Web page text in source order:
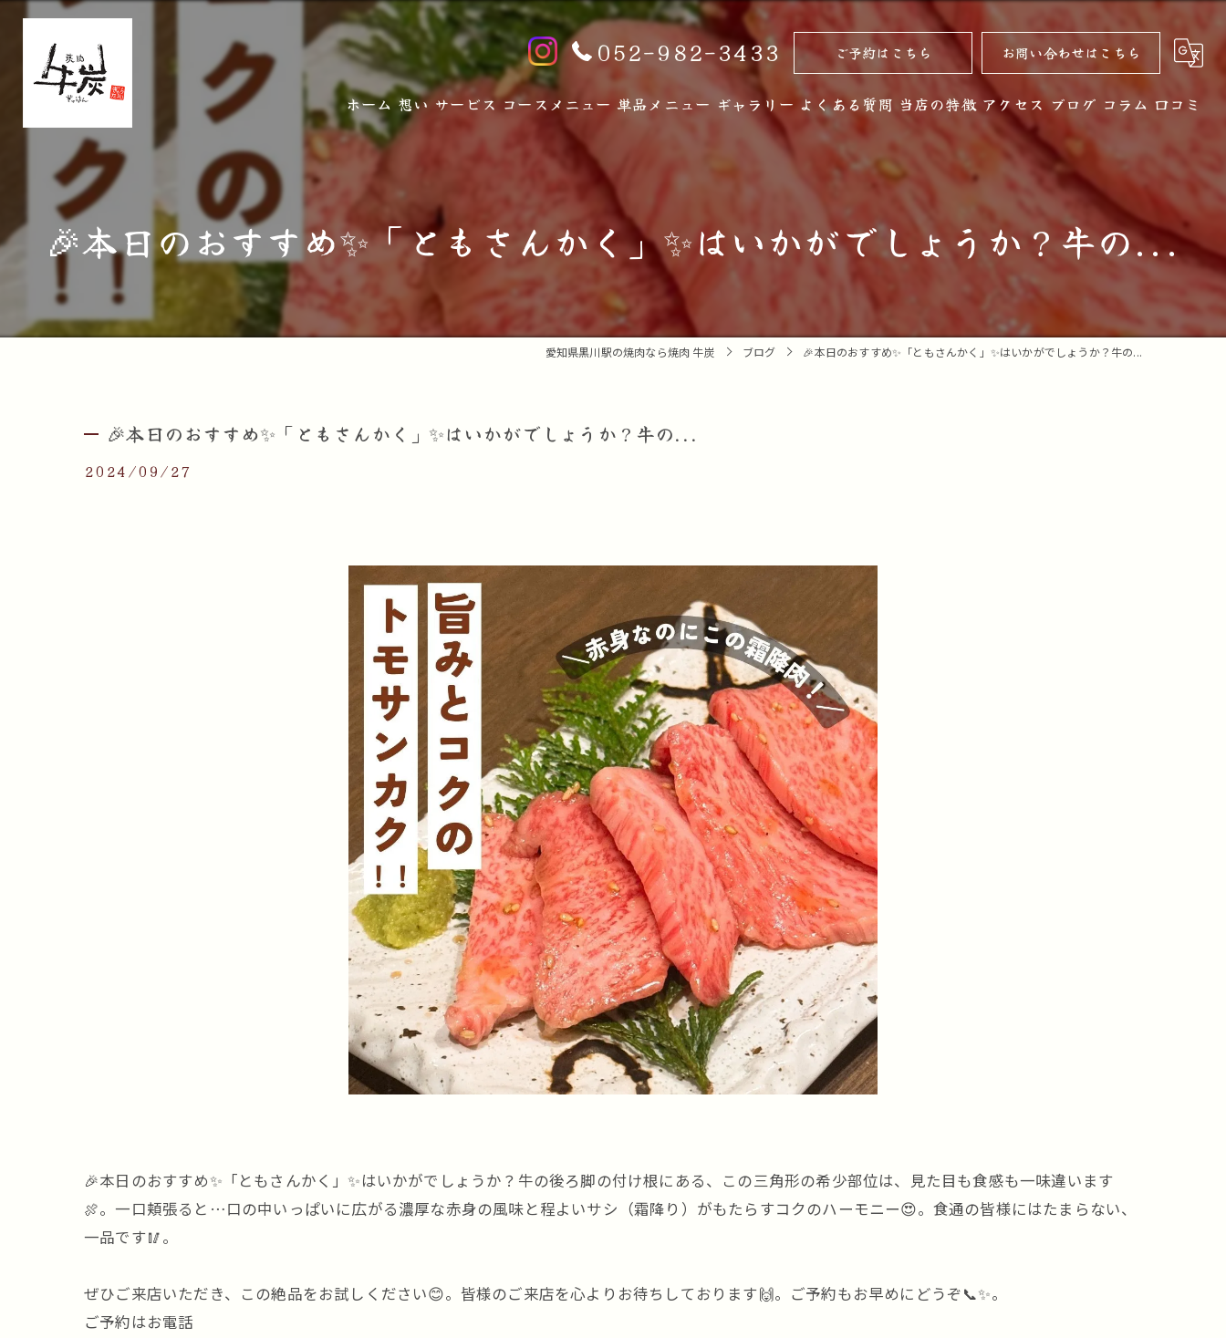
052-982-3433 ご予約はこちら お問い合わせはこちら
ホーム 想い サービス コースメニュー 単品メニュー ギャラリー よくある質問 当店の特徴
黒毛和牛
お酒
ノンアルコール
コース
デザート
アクセス ブログ コラム 口コミ
🎉本日のおすすめ✨「ともさんかく」✨はいかがでしょうか？牛の...
愛知県黒川駅の焼肉なら焼肉 牛炭 ブログ 🎉本日のおすすめ✨「ともさんかく」✨はいかがでしょうか？牛の...
🎉本日のおすすめ✨「ともさんかく」✨はいかがでしょうか？牛の...
2024/09/27
🎉本日のおすすめ✨「ともさんかく」✨はいかがでしょうか？牛の後ろ脚の付け根にある、この三角形の希少部位は、見た目も食感も一味違います
🍖。一口頬張ると…口の中いっぱいに広がる濃厚な赤身の風味と程よいサシ（霜降り）がもたらすコクのハーモニー😍。食通の皆様にはたまらない、
一品です🥢。
ぜひご来店いただき、この絶品をお試しください😊。皆様のご来店を心よりお待ちしております🙌。ご予約もお早めにどうぞ📞✨。
ご予約はお電話